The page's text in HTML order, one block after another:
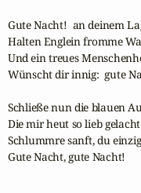
Gute Nacht!  an deinem
Halten Englein fromme
Und ein treues
Wünscht dir innig:  gute
Schließe nun die blauen
Die mir heut so lieb
Schlummre sanft, du
Gute Nacht, gute Nacht!